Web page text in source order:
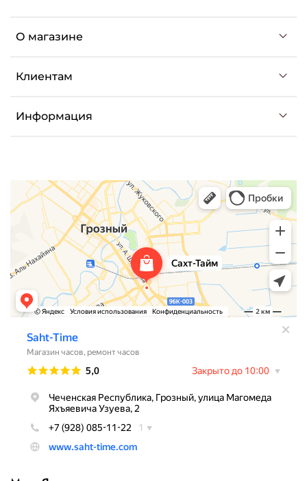
О магазине
Клиентам
Информация